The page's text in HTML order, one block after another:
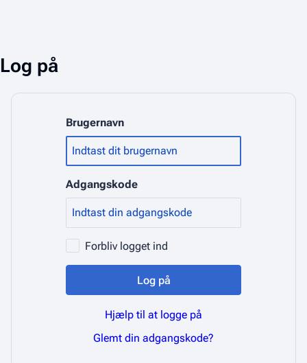
Log på
Brugernavn
Adgangskode
Forbliv logget ind
Log på
Hjælp til at logge på
Glemt din adgangskode?